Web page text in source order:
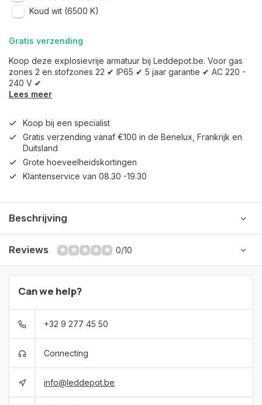
Koud wit (6500 K)
Gratis verzending
Koop deze explosievrije armatuur bij Leddepot.be. Voor gas
zones 2 en stofzones 22 ✔ IP65 ✔ 5 jaar garantie ✔ AC 220 -
240 V ✔
Lees meer
Koop bij een specialist
Gratis verzending vanaf €100 in de Benelux, Frankrijk en
Duitsland
Grote hoeveelheidskortingen
Klantenservice van 08.30 -19.30
Beschrijving
Reviews 0/10
Can we help?
+32 9 277 45 50
Connecting
info@leddepot.be